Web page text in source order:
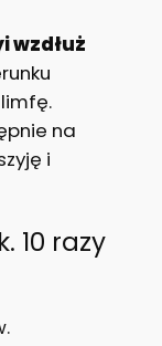
wzdłuż
na
i
10 razy